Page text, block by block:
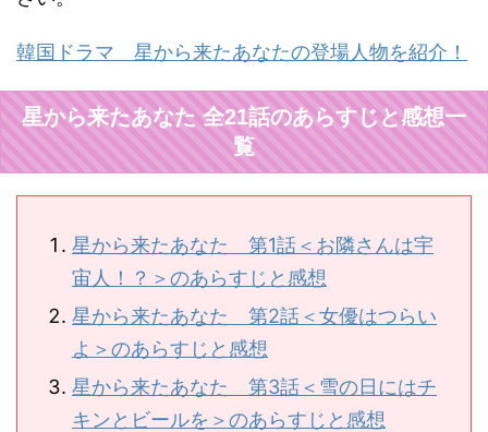
韓国ドラマ 星から来たあなたの登場人物を紹介！
星から来たあなた 全21話のあらすじと感想一
覧
星から来たあなた 第1話＜お隣さんは宇
宙人！？＞のあらすじと感想
星から来たあなた 第2話＜女優はつらい
よ＞のあらすじと感想
星から来たあなた 第3話＜雪の日にはチ
キンとビールを＞のあらすじと感想